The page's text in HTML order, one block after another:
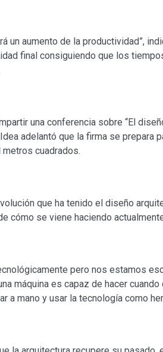
un aumento de la productividad”,
final consiguiendo que los
una conferencia sobre “El
adelantó que la firma se prepara
cuadrados.
que ha tenido el diseño
cómo se viene haciendo
pero nos estamos
máquina es capaz de hacer
a mano y usar la tecnología como